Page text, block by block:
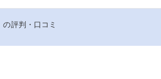
の評判・口コミ